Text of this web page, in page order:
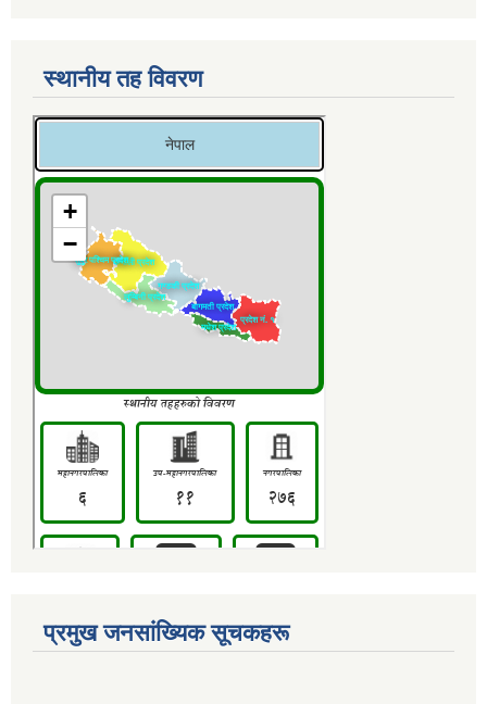
स्थानीय तह विवरण
प्रमुख जनसांख्यिक सूचकहरू